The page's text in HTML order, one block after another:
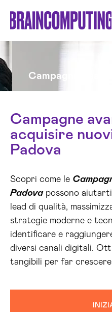
Campagne Lead
Campagne
acquisire
Padova
Scopri come le
Padovapossono
lead di qualità,
strategie moderne e
identificare e
diversi canali digitali.
tangibili per far